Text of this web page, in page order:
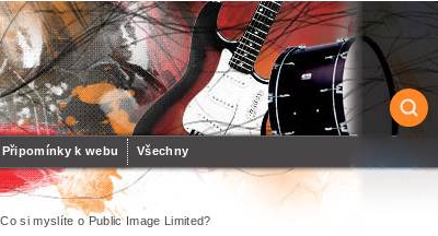
Připomínky k webu Všechny
si myslíte o Public Image Limited?